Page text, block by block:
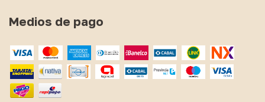
Medios de pago